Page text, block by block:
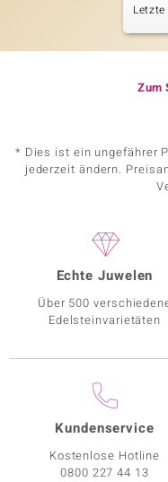
Zum
* Dies ist ein ungefährer
jederzeit ändern.
Echte Juwelen
Über 500
Edelsteinvarietäten
Kundenservice
Kostenlose Hotline
0800 227 44 13